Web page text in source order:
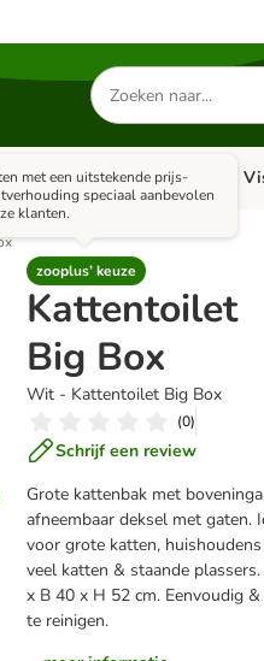
Zoeken
naar
producten
Open categorie menu: Apotheek
Kleine dieren
zooplus’ keuze
met een uitstekende prijs-
speciaal aanbevolen
klanten.
Kattentoilet
Big Box
Wit - Kattentoilet Big Box
(0)
Schrijf een review
Grote kattenbak met
afneembaar deksel met gaten.
voor grote katten,
veel katten & staande
x B 40 x H 52 cm. Eenvoudig
te reinigen.